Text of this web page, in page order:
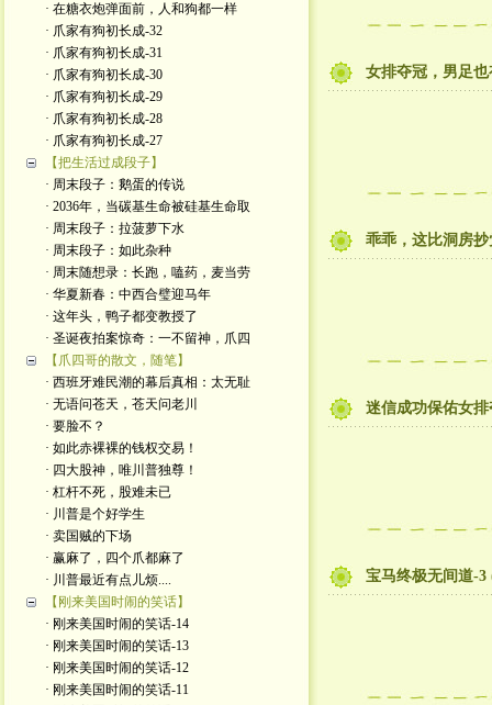
· 在糖衣炮弹面前，人和狗都一样
· 爪家有狗初长成-32
· 爪家有狗初长成-31
· 爪家有狗初长成-30
· 爪家有狗初长成-29
· 爪家有狗初长成-28
· 爪家有狗初长成-27
【把生活过成段子】
· 周末段子：鹅蛋的传说
· 2036年，当碳基生命被硅基生命取
· 周末段子：拉菠萝下水
· 周末段子：如此杂种
· 周末随想录：长跑，嗑药，麦当劳
· 华夏新春：中西合璧迎马年
· 这年头，鸭子都变教授了
· 圣诞夜拍案惊奇：一不留神，爪四
【爪四哥的散文，随笔】
· 西班牙难民潮的幕后真相：太无耻
· 无语问苍天，苍天问老川
· 要脸不？
· 如此赤裸裸的钱权交易！
· 四大股神，唯川普独尊！
· 杠杆不死，股难未已
· 川普是个好学生
· 卖国贼的下场
· 赢麻了，四个爪都麻了
· 川普最近有点儿烦....
【刚来美国时闹的笑话】
· 刚来美国时闹的笑话-14
· 刚来美国时闹的笑话-13
· 刚来美国时闹的笑话-12
· 刚来美国时闹的笑话-11
女排夺冠，男足
乖乖，这比洞房
迷信成功保佑女排
宝马终极无间道-3